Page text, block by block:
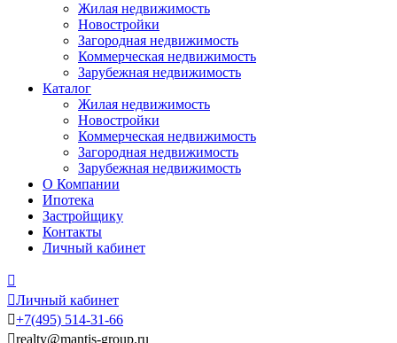
Жилая недвижимость
Новостройки
Загородная недвижимость
Коммерческая недвижимость
Зарубежная недвижимость
Каталог
Жилая недвижимость
Новостройки
Коммерческая недвижимость
Загородная недвижимость
Зарубежная недвижимость
О Компании
Ипотека
Застройщику
Контакты
Личный кабинет

Личный кабинет
+7(495) 514-31-66
realty@mantis-group.ru